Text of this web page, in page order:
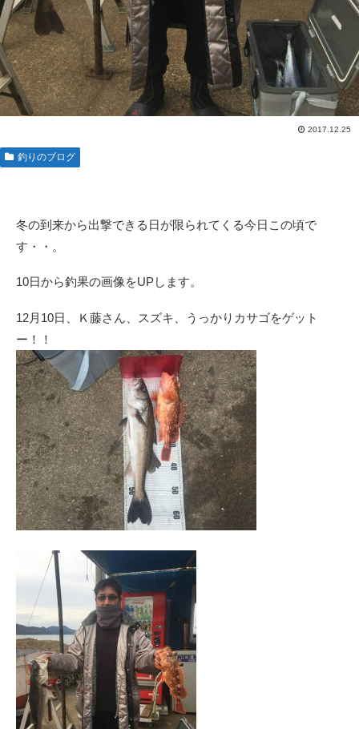
2017.12.25
釣りのブログ
冬の到来から出撃できる日が限られてくる今日この頃で
す・・。
10日から釣果の画像をUPします。
12月10日、Ｋ藤さん、スズキ、うっかりカサゴをゲット
ー！！